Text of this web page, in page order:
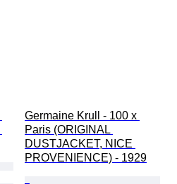
Germaine Krull - 100 x
Paris (ORIGINAL
DUSTJACKET, NICE
PROVENIENCE) - 1929